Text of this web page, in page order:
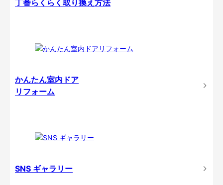
丁番らくらく取り換え方法
かんたん室内ドア
リフォーム
SNS ギャラリー